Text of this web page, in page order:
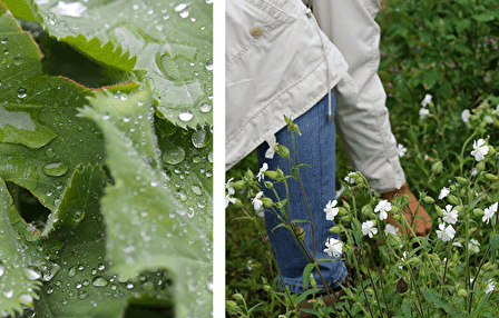
Exporter les lignes sélectionnées
Exporter toutes les colonnes
Exporter uniquement les colonnes affichées
Menu
Ajoutez un logo, un bouton, des réseaux sociaux
Cliquez pour éditer